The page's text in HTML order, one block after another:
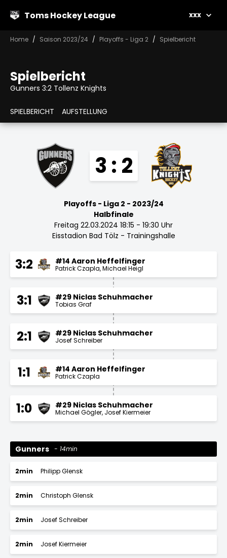
Toms Hockey League xxx
Home Saison 2023/24 Playoffs - Liga 2 Spielbericht
Spielbericht
Gunners 3:2 Tollenz Knights
SPIELBERICHT AUFSTELLUNG
3 : 2
Playoffs - Liga 2 - 2023/24
Halbfinale
Freitag 22.03.2024 18:15 - 19:30 Uhr
Eisstadion Bad Tölz - Trainingshalle
3:2 #14 Aaron Heffelfinger
Patrick Czapla Michael Heigl
3:1 #29 Niclas Schuhmacher
Tobias Graf
2:1 #29 Niclas Schuhmacher
Josef Schreiber
1:1 #14 Aaron Heffelfinger
Patrick Czapla
1:0 #29 Niclas Schuhmacher
Michael Gögler Josef Kiermeier
Gunners 14min
2min Philipp Glensk
2min Christoph Glensk
2min Josef Schreiber
2min Josef Kiermeier